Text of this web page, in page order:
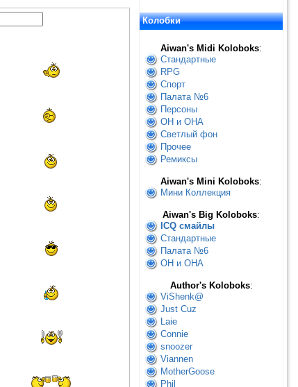
Колобки
Aiwan's Midi Koloboks:
Стандартные
RPG
Спорт
Палата №6
Персоны
ОН и ОНА
Светлый фон
Прочее
Ремиксы
Aiwan's Mini Koloboks:
Мини Коллекция
Aiwan's Big Koloboks:
ICQ смайлы
Стандартные
Палата №6
ОН и ОНА
Author's Koloboks:
ViShenk@
Just Cuz
Laie
Connie
snoozer
Viannen
MotherGoose
Phil